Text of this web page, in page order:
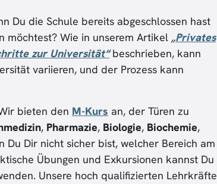
Du die Schule bereits abgeschlossen hast
möchtest? Wie in unserem Artikel „Privates
zur Universität“beschrieben, kann
variieren, und der Prozess kann
bieten den M-Kurs an, der Türen zu
, Pharmazie, Biologie, Biochemie,
Du Dir nicht sicher bist, welcher Bereich am
Übungen und Exkursionen kannst Du
Unsere hoch qualifizierten Lehrkräfte